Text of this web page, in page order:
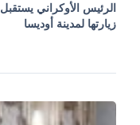
الرئيس الأوكراني
زيارتها لمدينة أوديسا